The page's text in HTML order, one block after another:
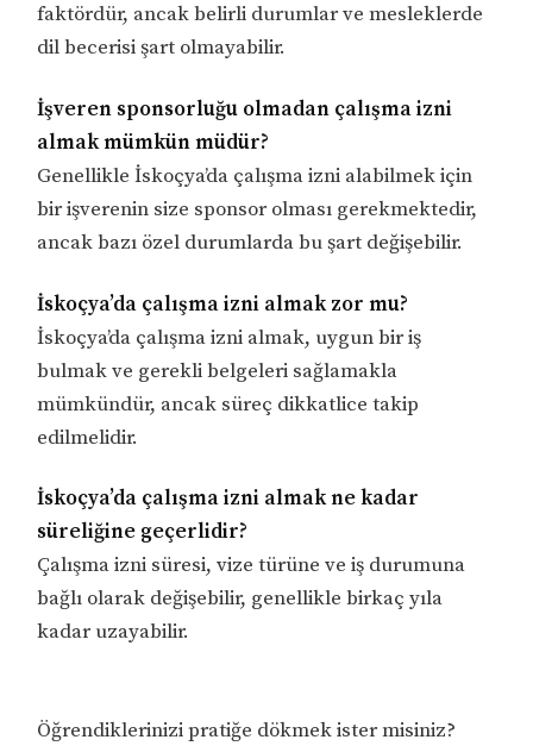
faktördür, ancak belirli durumlar ve mesleklerde
dil becerisi şart olmayabilir.
İşveren sponsorluğu olmadan çalışma izni
almak mümkün müdür?
Genellikle İskoçya’da çalışma izni alabilmek için
bir işverenin size sponsor olması gerekmektedir,
ancak bazı özel durumlarda bu şart değişebilir.
İskoçya’da çalışma izni almak zor mu?
İskoçya’da çalışma izni almak, uygun bir iş
bulmak ve gerekli belgeleri sağlamakla
mümkündür, ancak süreç dikkatlice takip
edilmelidir.
İskoçya’da çalışma izni almak ne kadar
süreliğine geçerlidir?
Çalışma izni süresi, vize türüne ve iş durumuna
bağlı olarak değişebilir, genellikle birkaç yıla
kadar uzayabilir.
Öğrendiklerinizi pratiğe dökmek ister misiniz?